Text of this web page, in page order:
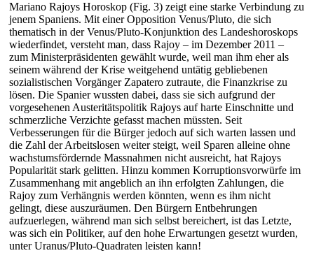
Mariano Rajoys Horoskop (Fig. 3) zeigt eine starke Verbindung zu
jenem Spaniens. Mit einer Opposition Venus/Pluto, die sich
thematisch in der Venus/Pluto-Konjunktion des Landeshoroskops
wiederfindet, versteht man, dass Rajoy – im Dezember 2011 –
zum Ministerpräsidenten gewählt wurde, weil man ihm eher als
seinem während der Krise weitgehend untätig gebliebenen
sozialistischen Vorgänger Zapatero zutraute, die Finanzkrise zu
lösen. Die Spanier wussten dabei, dass sie sich aufgrund der
vorgesehenen Austeritätspolitik Rajoys auf harte Einschnitte und
schmerzliche Verzichte gefasst machen müssten. Seit
Verbesserungen für die Bürger jedoch auf sich warten lassen und
die Zahl der Arbeitslosen weiter steigt, weil Sparen alleine ohne
wachstumsfördernde Massnahmen nicht ausreicht, hat Rajoys
Popularität stark gelitten. Hinzu kommen Korruptionsvorwürfe im
Zusammenhang mit angeblich an ihn erfolgten Zahlungen, die
Rajoy zum Verhängnis werden könnten, wenn es ihm nicht
gelingt, diese auszuräumen. Den Bürgern Entbehrungen
aufzuerlegen, während man sich selbst bereichert, ist das Letzte,
was sich ein Politiker, auf den hohe Erwartungen gesetzt wurden,
unter Uranus/Pluto-Quadraten leisten kann!